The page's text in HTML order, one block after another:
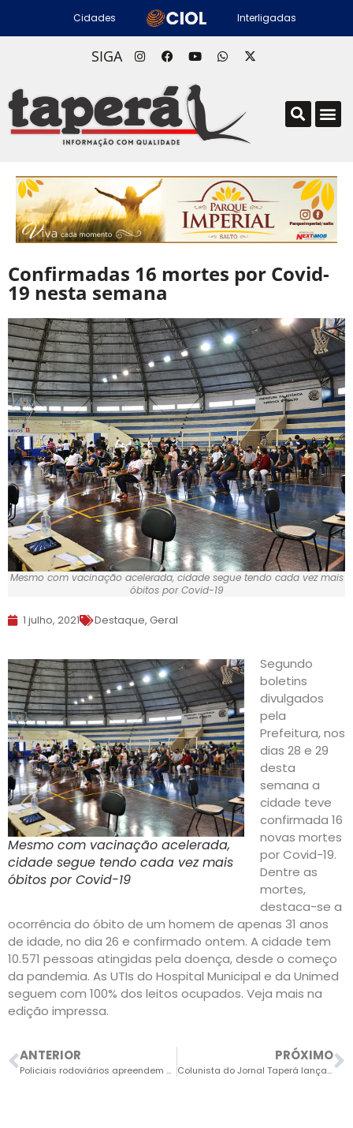
Cidades Interligadas
SIGA
Confirmadas 16 mortes por Covid-
19 nesta semana
Mesmo com vacinação acelerada, cidade segue tendo cada vez mais
óbitos por Covid-19
1 julho, 2021 Destaque, Geral
Mesmo com vacinação acelerada,
cidade segue tendo cada vez mais
óbitos por Covid-19
Segundo
boletins
divulgados
pela
Prefeitura, nos
dias 28 e 29
desta
semana a
cidade teve
confirmada 16
novas mortes
por Covid-19.
Dentre as
mortes,
destaca-se a
ocorrência do óbito de um homem de apenas 31 anos
de idade, no dia 26 e confirmado ontem. A cidade tem
10.571 pessoas atingidas pela doença, desde o começo
da pandemia. As UTIs do Hospital Municipal e da Unimed
seguem com 100% dos leitos ocupados. Veja mais na
edição impressa.
ANTERIOR
Policiais rodoviários apreendem carga de cigarros contrabandeados na SP-75
PRÓXIMO
Colunista do Jornal Taperá lança Escritos Plurais